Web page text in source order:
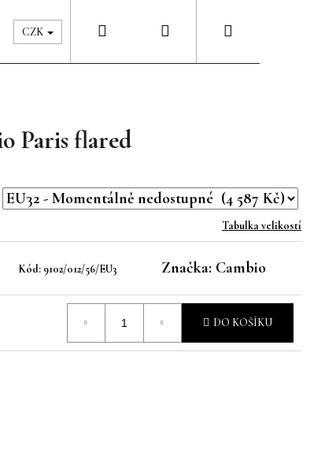
& Šatník Kontakty
CZK Přihlášení
Paris flared
Tabulka velikostí
Kód: 9102/012/56/EU3 Značka: Cambio
DO KOŠÍKU